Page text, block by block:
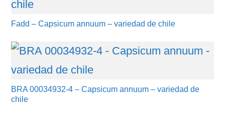
Fadd – Capsicum annuum – variedad de chile
BRA 00034932-4 – Capsicum annuum – variedad de
chile